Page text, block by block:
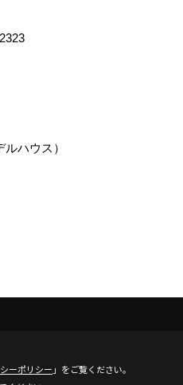
ハウス）
（7）第 2695 号
ーポリシー 」をご覧ください。